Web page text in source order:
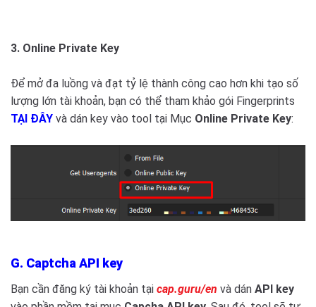
3. Online Private Key
Để mở đa luồng và đạt tỷ lệ thành công cao hơn khi tạo số
lượng lớn tài khoản, bạn có thể tham khảo gói Fingerprints
TẠI ĐÂY và dán key vào tool tại Mục Online Private Key:
G. Captcha API key
Bạn cần đăng ký tài khoản tại cap.guru/en và dán API key